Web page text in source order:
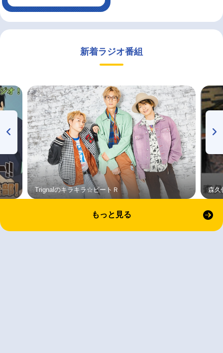
新着ラジオ番組
Trignalのキラキラ☆ビートＲ 森久
もっと見る